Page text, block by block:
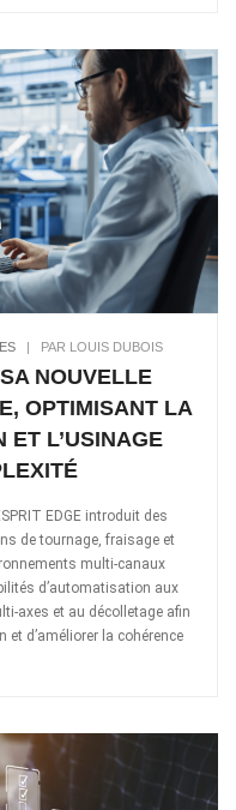
| PAR LOUIS DUBOIS
NOUVELLE
OPTIMISANT LA
ET L’USINAGE
EDGE introduit des
de tournage, fraisage et
multi-canaux
d’automatisation aux
axes et au décolletage afin
d’améliorer la cohérence